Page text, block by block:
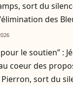
sort du
des
du monde
le soutien” :
coeur des
Pierron, sort du